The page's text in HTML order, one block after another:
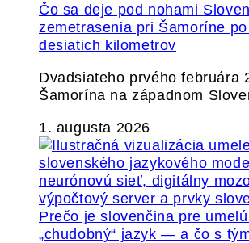
Čo sa deje pod nohami
zemetrasenia pri Šamoríne
desiatich kilometrov
Dvadsiateho prvého februára
Šamorína na západnom
1. augusta 2026
Prečo je slovenčina pre
„chudobný“ jazyk — a čo s